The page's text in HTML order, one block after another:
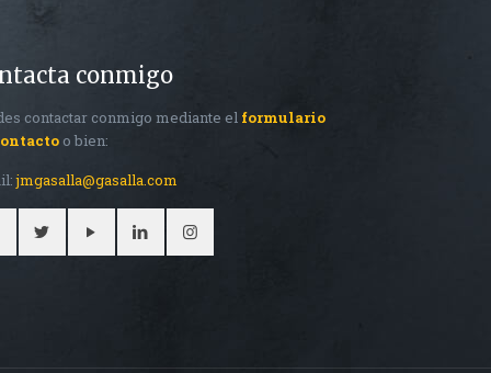
conmigo
contactar conmigo mediante el formulario
o bien:
jmgasalla@gasalla.com